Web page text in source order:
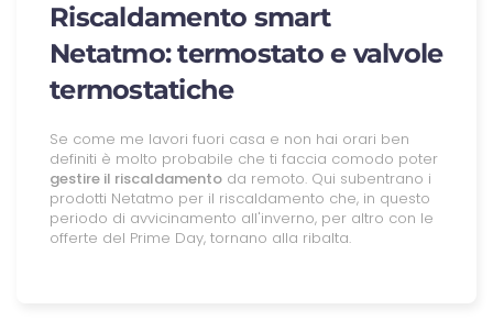
Riscaldamento smart
Netatmo: termostato e valvole
termostatiche
Se come me lavori fuori casa e non hai orari ben
definiti è molto probabile che ti faccia comodo poter
gestire il riscaldamento da remoto. Qui subentrano i
prodotti Netatmo per il riscaldamento che, in questo
periodo di avvicinamento all'inverno, per altro con le
offerte del Prime Day, tornano alla ribalta.